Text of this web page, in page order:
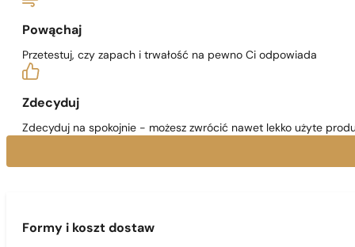
Powąchaj
Przetestuj, czy zapach i trwałość na pewno Ci odpowiada
Zdecyduj
Zdecyduj na spokojnie - możesz zwrócić nawet lekko użyte
Formy i koszt dostaw